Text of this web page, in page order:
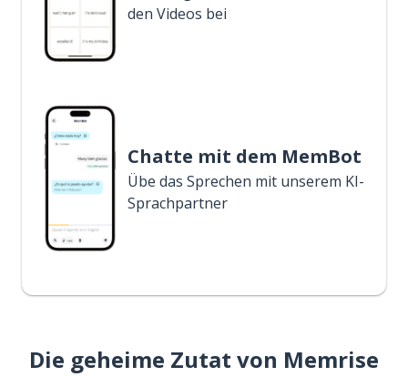
den Videos bei
Chatte mit dem MemBot
Übe das Sprechen mit unserem KI-
Sprachpartner
Die geheime Zutat von Memrise